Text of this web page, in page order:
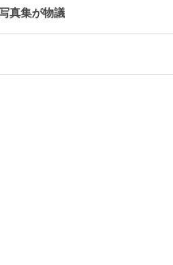
真集が物議